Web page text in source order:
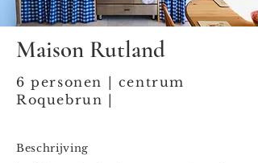
Maison Rutland
6 personen | centrum
Roquebrun |
Beschrijving